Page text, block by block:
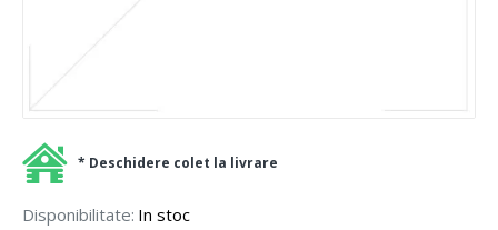
Disponibilitate: In stoc
* Deschidere colet la livrare